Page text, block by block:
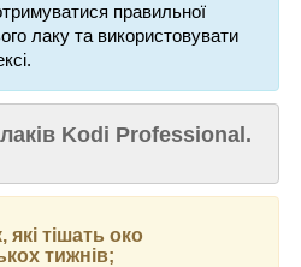
правильної
лаку та використовувати
Kodi Professional.
які тішать око
тижнів;